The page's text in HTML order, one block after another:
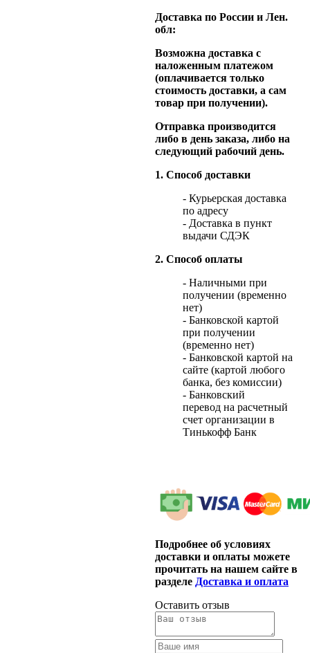
Доставка по России и Лен.
обл:
Возможна доставка с
наложенным платежом
(оплачивается только
стоимость доставки, а сам
товар при получении).
Отправка производится
либо в день заказа, либо на
следующий рабочий день.
1. Способ доставки
- Курьерская доставка
по адресу
- Доставка в пункт
выдачи СДЭК
2. Способ оплаты
- Наличными при
получении (временно
нет)
- Банковской картой
при получении
(временно нет)
- Банковской картой на
сайте (картой любого
банка, без комиссии)
- Банковский
перевод на расчетный
счет организации в
Тинькофф Банк
Подробнее об условиях
доставки и оплаты можете
прочитать на нашем сайте в
разделе Доставка и оплата
Оставить отзыв